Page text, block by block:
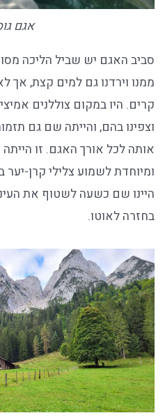
אגם
סביב האגם יש שביל הליכה
ממנו וירדנו גם למים קצת, אך
קרים. היו במקום צוללנים
וצפינו בהם, והייתה שם גם
אותה לכל אורך האגם. זו
ומיוחדת לשמוע צלילי קרן-
היינו שם כשעה לשטוף את
בחזרה לאוטו.